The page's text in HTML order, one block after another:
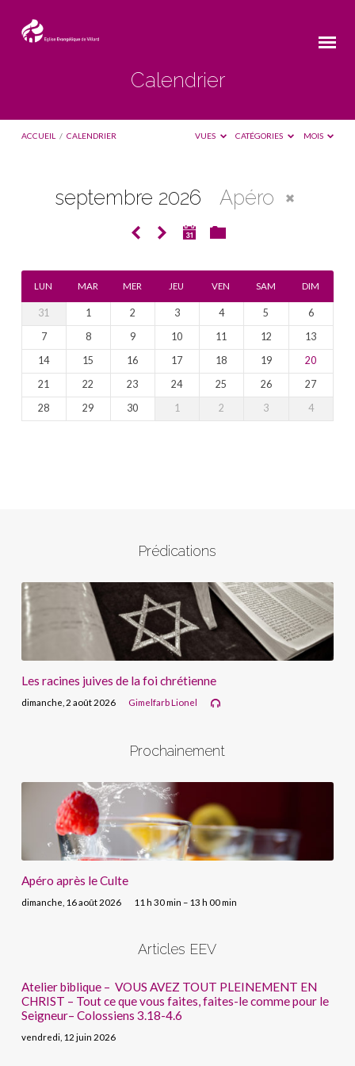
Calendrier
ACCUEIL / CALENDRIER VUES CATÉGORIES MOIS
Calendrier
septembre 2026 Apéro
LUN MAR MER JEU VEN SAM DIM
31 1 2 3 4 5
6
7
8 9 10 11 12
13
14
15 16 17 18 19
20
21
22 23 24 25 26
27
28
29 30 1 2 3 4
Prédications
Les racines juives de la foi chrétienne
dimanche, 2 août 2026 Gimelfarb Lionel
Prochainement
Apéro après le Culte
dimanche, 16 août 2026 11 h 30 min – 13 h 00 min
Articles EEV
Atelier biblique – VOUS AVEZ TOUT PLEINEMENT EN
CHRIST – Tout ce que vous faites, faites-le comme pour le
Seigneur– Colossiens 3.18-4.6
vendredi, 12 juin 2026